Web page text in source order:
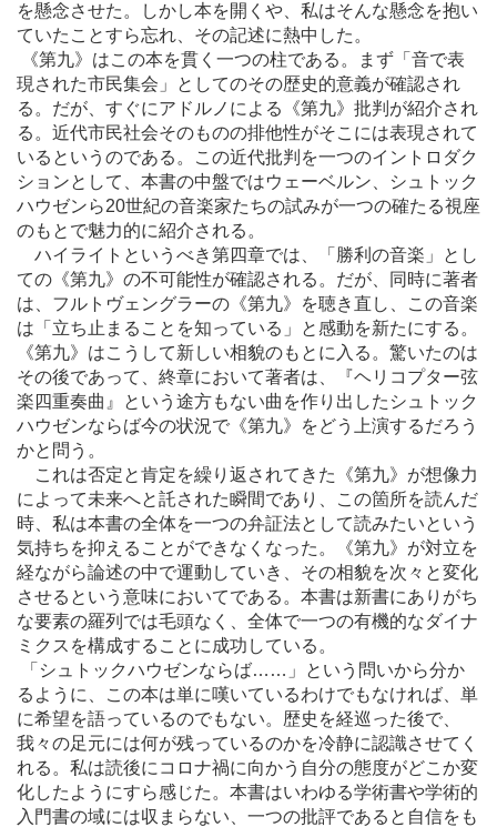
を懸念させた。しかし本を開くや、私はそんな懸念を抱い
ていたことすら忘れ、その記述に熱中した。
《第九》はこの本を貫く一つの柱である。まず「音で表
現された市民集会」としてのその歴史的意義が確認され
る。だが、すぐにアドルノによる《第九》批判が紹介され
る。近代市民社会そのものの排他性がそこには表現されて
いるというのである。この近代批判を一つのイントロダク
ションとして、本書の中盤ではウェーベルン、シュトック
ハウゼンら20世紀の音楽家たちの試みが一つの確たる視座
のもとで魅力的に紹介される。
ハイライトというべき第四章では、「勝利の音楽」とし
ての《第九》の不可能性が確認される。だが、同時に著者
は、フルトヴェングラーの《第九》を聴き直し、この音楽
は「立ち止まることを知っている」と感動を新たにする。
《第九》はこうして新しい相貌のもとに入る。驚いたのは
その後であって、終章において著者は、『ヘリコプター弦
楽四重奏曲』という途方もない曲を作り出したシュトック
ハウゼンならば今の状況で《第九》をどう上演するだろう
かと問う。
これは否定と肯定を繰り返されてきた《第九》が想像力
によって未来へと託された瞬間であり、この箇所を読んだ
時、私は本書の全体を一つの弁証法として読みたいという
気持ちを抑えることができなくなった。《第九》が対立を
経ながら論述の中で運動していき、その相貌を次々と変化
させるという意味においてである。本書は新書にありがち
な要素の羅列では毛頭なく、全体で一つの有機的なダイナ
ミクスを構成することに成功している。
「シュトックハウゼンならば… …」という問いから分か
るように、この本は単に嘆いているわけでもなければ、単
に希望を語っているのでもない。歴史を経巡った後で、
我々の足元には何が残っているのかを冷静に認識させてく
れる。私は読後にコロナ禍に向かう自分の態度がどこか変
化したようにすら感じた。本書はいわゆる学術書や学術的
入門書の域には収まらない、一つの批評であると自信をも